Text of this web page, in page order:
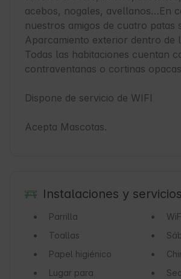
acebos, nogales, avellanos…En
nuestros amigos de cuatro patas
Aparcamiento exterior dentro de
Todas las habitaciones cuentan
contraventanas o cortinas
Dispone de servicio de WIFI
Acepta Mascotas.
Instalaciones y servicios
Parrilla
Toallas
Papel higiénico
Lugar para